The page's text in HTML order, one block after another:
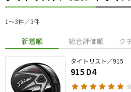
1〜3件／3件
新着順 総合評価順 ク
タイトリスト／915
915 D4